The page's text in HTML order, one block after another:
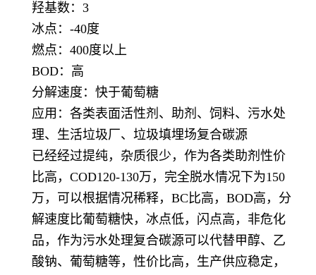
羟基数：3
冰点：-40度
燃点：400度以上
BOD：高
分解速度：快于葡萄糖
应用：各类表面活性剂、助剂、饲料、污水处
理、生活垃圾厂、垃圾填埋场复合碳源
已经经过提纯，杂质很少，作为各类助剂性价
比高，COD120-130万，完全脱水情况下为150
万，可以根据情况稀释，BC比高，BOD高，分
解速度比葡萄糖快，冰点低，闪点高，非危化
品，作为污水处理复合碳源可以代替甲醇、乙
酸钠、葡萄糖等，性价比高，生产供应稳定，